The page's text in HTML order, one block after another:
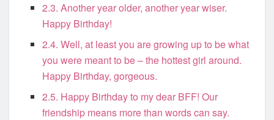
2.3. Another year older, another year wiser.
Happy Birthday!
2.4. Well, at least you are growing up to be what
you were meant to be – the hottest girl around.
Happy Birthday, gorgeous.
2.5. Happy Birthday to my dear BFF! Our
friendship means more than words can say.